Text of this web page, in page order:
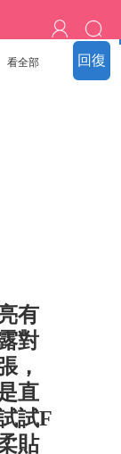
回復
看全部
有
對
，
直
試F
貼